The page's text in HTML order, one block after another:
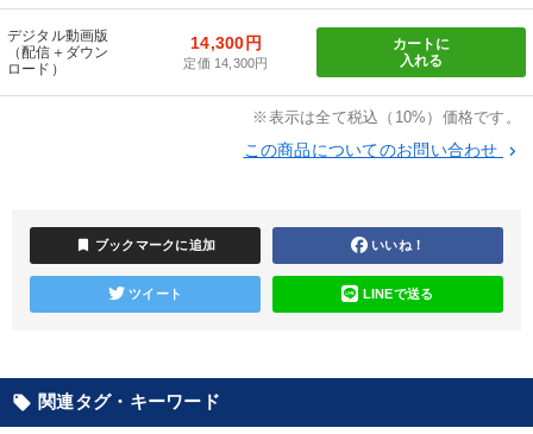
マーケティング 改善・生産性向上
経営リーダーの考え方と戦略を学ぶ
経営者のための《音声・動画で学ぶ》講演シリーズ
パフォーマンス向上 社長の姿勢を学びたい
デジタル動画版
（配信＋ダウン
ロード）
14,300円
定価 14,300円
カートに
入れる
※表示は全て税込（10%）価格です。
この商品についてのお問い合わせ keyboard_arrow_right
bookmark ブックマークに追加 いいね！
ツイート LINEで送る
local_offer 関連タグ・キーワード